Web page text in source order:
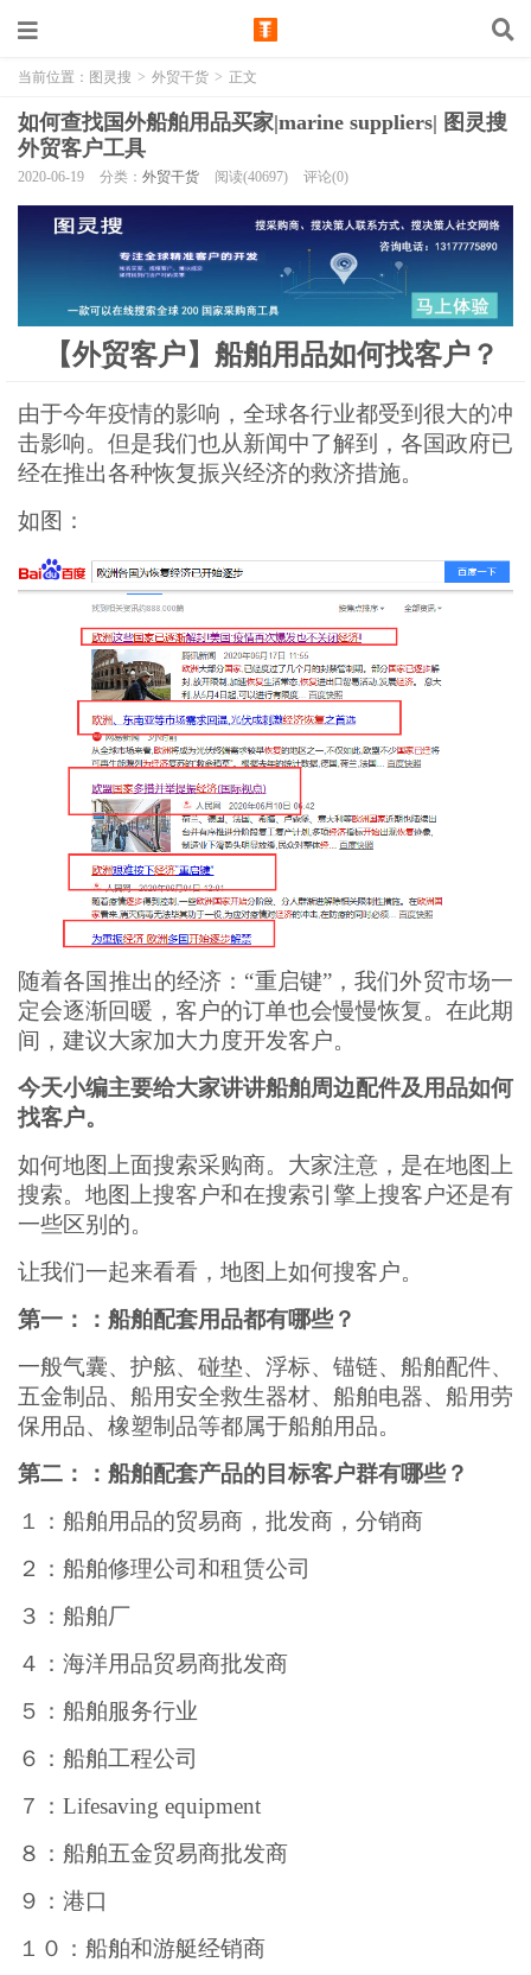
当前位置： 图灵搜 > 外贸干货 > 正文
如何查找国外船舶用品买家|marine suppliers| 图灵搜
外贸客户工具
2020-06-19 分类： 外贸干货 阅读(40697) 评论(0)
【外贸客户】船舶用品如何找客户？
由于今年疫情的影响，全球各行业都受到很大的冲
击影响。但是我们也从新闻中了解到，各国政府已
经在推出各种恢复振兴经济的救济措施。
如图：
随着各国推出的经济：“重启键”，我们外贸市场一
定会逐渐回暖，客户的订单也会慢慢恢复。在此期
间，建议大家加大力度开发客户。
今天小编主要给大家讲讲船舶周边配件及用品如何
找客户。
如何地图上面搜索采购商。大家注意，是在地图上
搜索。地图上搜客户和在搜索引擎上搜客户还是有
一些区别的。
让我们一起来看看，地图上如何搜客户。
第一：：船舶配套用品都有哪些？
一般气囊、护舷、碰垫、浮标、锚链、船舶配件、
五金制品、船用安全救生器材、船舶电器、船用劳
保用品、橡塑制品等都属于船舶用品。
第二：：船舶配套产品的目标客户群有哪些？
１：船舶用品的贸易商，批发商，分销商
２：船舶修理公司和租赁公司
３：船舶厂
４：海洋用品贸易商批发商
５：船舶服务行业
６：船舶工程公司
７：Lifesaving equipment
８：船舶五金贸易商批发商
９：港口
１０：船舶和游艇经销商